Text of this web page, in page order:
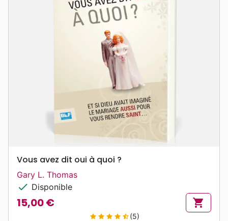
Vous avez dit oui à quoi ?
Gary L. Thomas
check Disponible
Prix
15,00 € shopping_cart
star star star star star_half(5)